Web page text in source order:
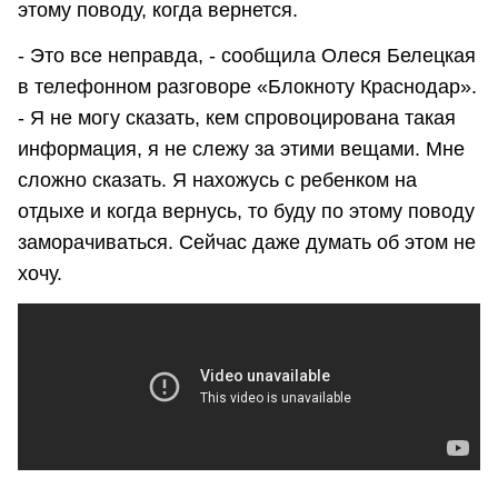
этому поводу, когда вернется.
- Это все неправда, - сообщила Олеся Белецкая
в телефонном разговоре «Блокноту Краснодар».
- Я не могу сказать, кем спровоцирована такая
информация, я не слежу за этими вещами. Мне
сложно сказать. Я нахожусь с ребенком на
отдыхе и когда вернусь, то буду по этому поводу
заморачиваться. Сейчас даже думать об этом не
хочу.